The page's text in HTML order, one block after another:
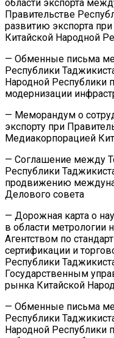
области экспорта
Правительстве
развитию экспорта
Китайской Народной
— Обменные письма
Республики
Народной Республики
модернизации
— Меморандум о
экспорту при
Медиакорпорацией
— Соглашение между
Республики
продвижению
Делового совета
— Дорожная карта о
в области
Агентством по
сертификации и
Республики
Государственным
рынка Китайской
— Обменные письма
Республики
Народной Республики